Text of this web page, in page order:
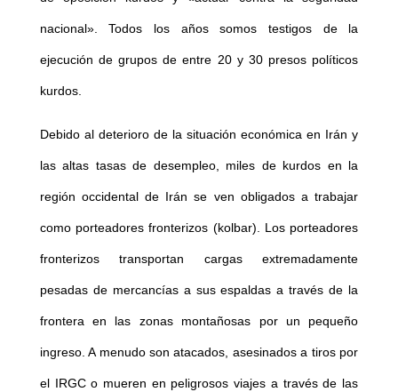
nacional». Todos los años somos testigos de la
ejecución de grupos de entre 20 y 30 presos políticos
kurdos.
Debido al deterioro de la situación económica en Irán y
las altas tasas de desempleo, miles de kurdos en la
región occidental de Irán se ven obligados a trabajar
como porteadores fronterizos (kolbar). Los porteadores
fronterizos transportan cargas extremadamente
pesadas de mercancías a sus espaldas a través de la
frontera en las zonas montañosas por un pequeño
ingreso. A menudo son atacados, asesinados a tiros por
el IRGC o mueren en peligrosos viajes a través de las